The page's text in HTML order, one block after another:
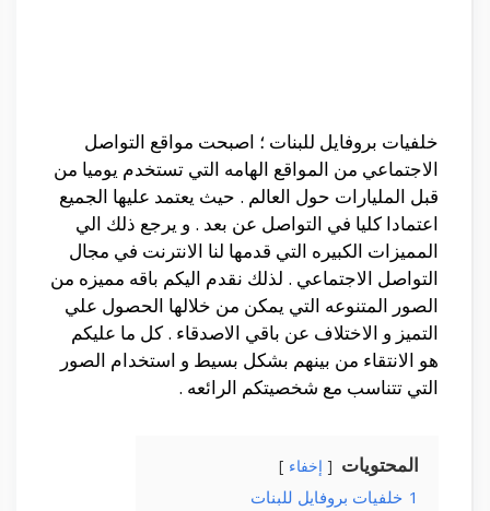
خلفيات بروفايل للبنات ؛ اصبحت مواقع التواصل
الاجتماعي من المواقع الهامه التي تستخدم يوميا من
قبل المليارات حول العالم . حيث يعتمد عليها الجميع
اعتمادا كليا في التواصل عن بعد . و يرجع ذلك الي
المميزات الكبيره التي قدمها لنا الانترنت في مجال
التواصل الاجتماعي . لذلك نقدم اليكم باقه مميزه من
الصور المتنوعه التي يمكن من خلالها الحصول علي
التميز و الاختلاف عن باقي الاصدقاء . كل ما عليكم
هو الانتقاء من بينهم بشكل بسيط و استخدام الصور
التي تتناسب مع شخصيتكم الرائعه .
المحتويات إخفاء
1 خلفيات بروفايل للبنات